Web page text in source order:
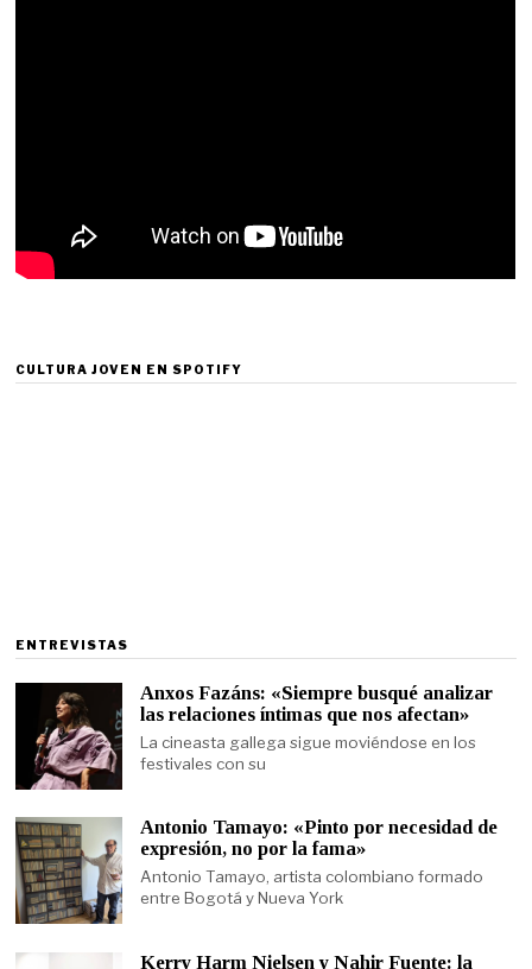
CULTURA JOVEN EN SPOTIFY
ENTREVISTAS
Anxos Fazáns: «Siempre busqué analizar
las relaciones íntimas que nos afectan»
La cineasta gallega sigue moviéndose en los
festivales con su
Antonio Tamayo: «Pinto por necesidad de
expresión, no por la fama»
Antonio Tamayo, artista colombiano formado
entre Bogotá y Nueva York
Kerry Harm Nielsen y Nahir Fuente: la